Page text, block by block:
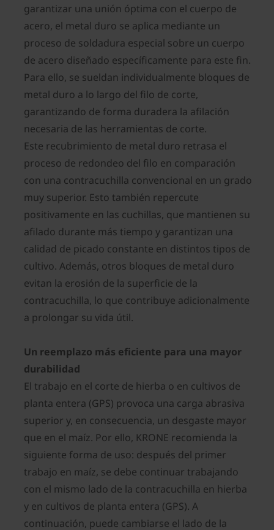
garantizar una unión óptima con el cuerpo de
acero, el metal duro se aplica mediante un
proceso de soldadura especial sobre un cuerpo
de acero diseñado específicamente para este fin.
Para ello, se sueldan individualmente bloques de
metal duro a lo largo del filo de corte,
garantizando de forma duradera la afilación
necesaria de las herramientas de corte.
Este recubrimiento de metal duro retrasa el
proceso de redondeo del filo en comparación
con una contracuchilla convencional en un grado
muy superior. Esto también repercute
positivamente en las cuchillas, que mantienen su
afilado durante más tiempo y garantizan una
calidad de picado constante en distintos tipos de
cultivo. Además, otros bloques de metal duro
evitan la erosión de la superficie de la
contracuchilla, lo que contribuye adicionalmente
a prolongar su vida útil.
Un reemplazo más eficiente para una mayor
durabilidad
El trabajo en el corte de hierba o en cultivos de
planta entera (GPS) provoca una carga abrasiva
superior y, en consecuencia, un desgaste mayor
que en el maíz. Por ello, KRONE recomienda la
siguiente forma de uso: después del primer
trabajo en maíz, se debe continuar trabajando
con el mismo lado de la contracuchilla en hierba
y en cultivos de planta entera (GPS). A
continuación, puede cambiarse el lado de la